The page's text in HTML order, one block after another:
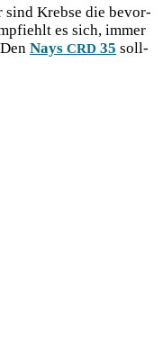
sind Kreb­se die bevor­
es sich, immer
Nays CRD 35 soll­